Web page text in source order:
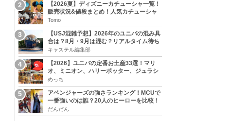
【2026夏】ディズニーカチューシャ一覧！
販売状況&値段まとめ！人気カチューシャ
をチェック
Tomo
【USJ混雑予想】2026年のユニバの混み具
合は？8月・9月は混む？リアルタイム待ち
時間アプリも
キャステル編集部
【2026】ユニバの定番お土産33選！マリ
オ、ミニオン、ハリーポッター、ジュラシ
ックパーク、セサミ、SINGなどのグッズ情
報
めっち
アベンジャーズの強さランキング！MCUで
一番強いのは誰？20人のヒーローを比較！
だんだん